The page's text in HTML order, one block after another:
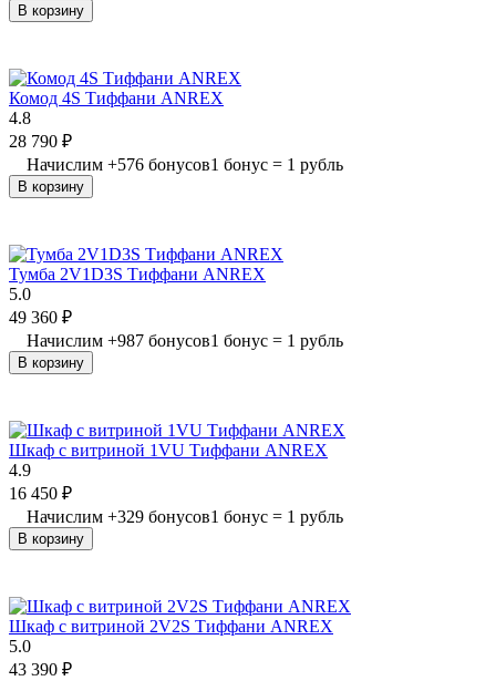
В корзину
Комод 4S Тиффани ANREX
4.8
28 790 ₽
Начислим +576 бонусов1 бонус = 1 рубль
В корзину
Тумба 2V1D3S Тиффани ANREX
5.0
49 360 ₽
Начислим +987 бонусов1 бонус = 1 рубль
В корзину
Шкаф с витриной 1VU Тиффани ANREX
4.9
16 450 ₽
Начислим +329 бонусов1 бонус = 1 рубль
В корзину
Шкаф с витриной 2V2S Тиффани ANREX
5.0
43 390 ₽